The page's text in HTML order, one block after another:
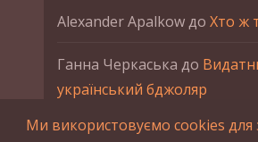
Alexander Apalkowдо Хто ж
Ганна Черкаська до
український бджоляр
Ганна ЧеркаськадоПетро
Ми використовуємо cookies для